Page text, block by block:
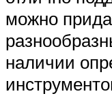
можно
наличии